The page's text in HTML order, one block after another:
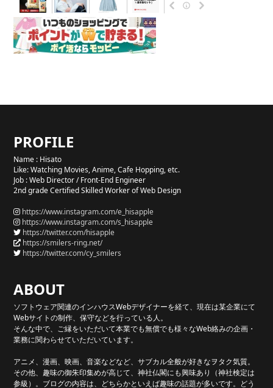
PROFILE
Name : Hisato
Like: Watching Movies, Anime, Cafe Hopping, etc.
Job : Web Director / Front-End Engineer
2nd grade Certified Skilled Worker of Web Design
https://www.instagram.com/e_hisapple
https://www.instagram.com/s_hisapple
https://twitter.com/hisapple
https://smilers-ring.net/
https://twitter.com/cy_smilers
ABOUT
ソフトウェア関連のインハウスWebデザイナーを経て、現在は某企業にて
Webサイトの制作、保守などを行っている人。
そんな中で、ご縁をいただいて本業でも無償でも様々なWeb絡みの企画・
業務に関わらせていただいています。
アニメ、漫画、映画、音楽などなど、サブカル全般が好きなヲタク気質。
その他、趣味の御朱印集めが高じて、神社仏閣にも興味あり（神社検定は
参級）。ブログの内容は、どちらかといえば趣味の話題が多いです。どう